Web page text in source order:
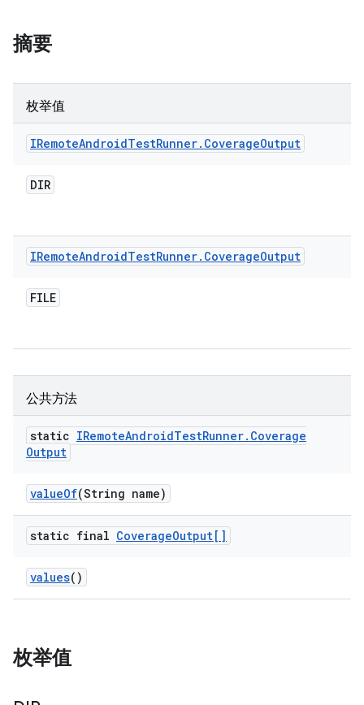
摘要
枚举值
IRemoteAndroidTestRunner. CoverageOutput
DIR
IRemoteAndroidTestRunner. CoverageOutput
FILE
公共方法
static IRemoteAndroidTestRunner. Coverage
Output
valueOf(String name)
static final CoverageOutput[]
values()
枚举值